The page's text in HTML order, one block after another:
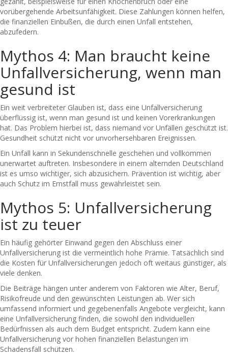
vorübergehende Arbeitsunfähigkeit. Diese Zahlungen können helfen,
die finanziellen Einbußen, die durch einen Unfall entstehen,
abzufedern.
Mythos 4: Man braucht keine
Unfallversicherung, wenn man
gesund ist
Ein weit verbreiteter Glauben ist, dass eine Unfallversicherung
überflüssig ist, wenn man gesund ist und keinen Vorerkrankungen
hat. Das Problem hierbei ist, dass niemand vor Unfällen geschützt ist.
Gesundheit schützt nicht vor unvorhersehbaren Ereignissen.
Ein Unfall kann in Sekundenschnelle geschehen und vollkommen
unerwartet auftreten. Insbesondere in einem alternden Deutschland
ist es umso wichtiger, sich abzusichern. Prävention ist wichtig, aber
auch Schutz im Ernstfall muss gewährleistet sein.
Mythos 5: Unfallversicherung
ist zu teuer
Ein häufig gehörter Einwand gegen den Abschluss einer
Unfallversicherung ist die vermeintlich hohe Prämie. Tatsächlich sind
die Kosten für Unfallversicherungen jedoch oft weitaus günstiger, als
viele denken.
Die Beiträge hängen unter anderem von Faktoren wie Alter, Beruf,
Risikofreude und den gewünschten Leistungen ab. Wer sich
umfassend informiert und gegebenenfalls Angebote vergleicht, kann
eine Unfallversicherung finden, die sowohl den individuellen
Bedürfnissen als auch dem Budget entspricht. Zudem kann eine
Unfallversicherung vor hohen finanziellen Belastungen im
Schadensfall schützen.